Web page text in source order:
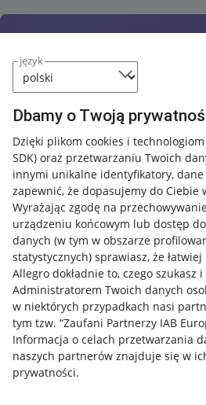
język
Dbamy o Twoją
Dzięki plikom cookies i
SDK) oraz przetwarzaniu Twoich
innymi unikalne identyfikatory,
zapewnić, że dopasujemy do Ciebie
Wyrażając zgodę na
urządzeniu końcowym lub dostęp
danych (w tym w obszarze
statystycznych) sprawiasz, że
Allegro dokładnie to, czego szukasz
Administratorem Twoich danych
w niektórych przypadkach nasi
tym tzw. “Zaufani Partnerzy IAB
Informacja o celach przetwarzania
naszych partnerów znajduje się w
prywatności.
Przydatne informacje
Jak to działa